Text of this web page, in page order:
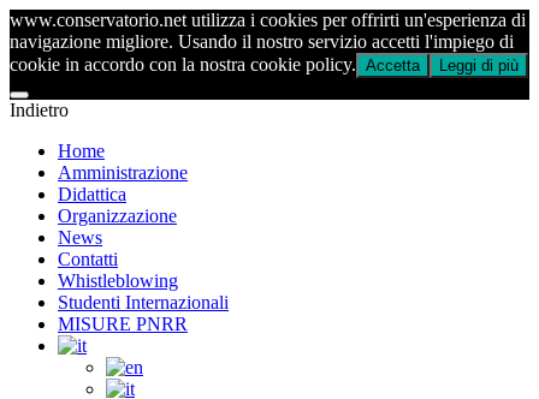
www.conservatorio.net utilizza i cookies per offrirti un'esperienza di
navigazione migliore. Usando il nostro servizio accetti l'impiego di
cookie in accordo con la nostra cookie policy. Accetta Leggi di più
Indietro
Home
Amministrazione
Didattica
Organizzazione
News
Contatti
Whistleblowing
Studenti Internazionali
MISURE PNRR